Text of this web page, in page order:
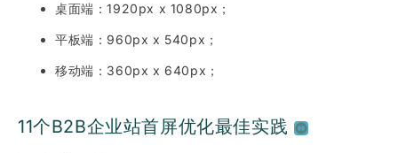
桌面端：1920px x 1080px；
平板端：960px x 540px；
移动端：360px x 640px；
11个B2B企业站首屏优化最佳实践